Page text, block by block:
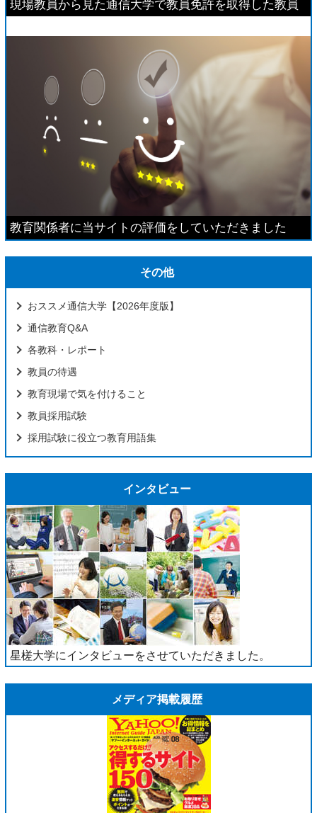
現場教員から見た通信大学で教員免許を取得した教員
教育関係者に当サイトの評価をしていただきました
その他
おススメ通信大学【2026年度版】
通信教育Q&A
各教科・レポート
教員の待遇
教育現場で気を付けること
教員採用試験
採用試験に役立つ教育用語集
インタビュー
星槎大学にインタビューをさせていただきました。
メディア掲載履歴